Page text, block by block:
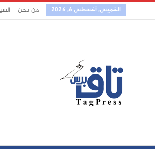
الخميس, أغسطس 6, 2026 من نحن